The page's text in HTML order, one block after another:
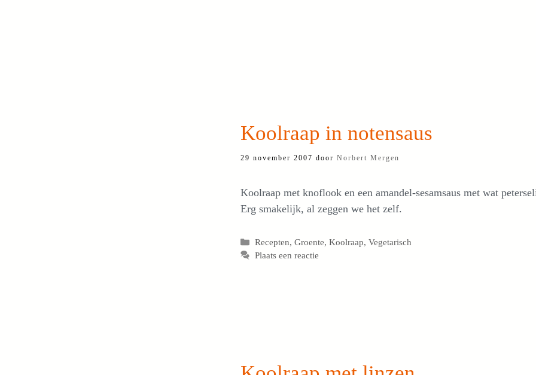
Koolraap in notensaus
29 november 2007 door Norbert Mergen
Koolraap met knoflook en een amandel-sesamsaus met wat
Erg smakelijk, al zeggen we het zelf.
Categorieën
Recepten,Groente,Koolraap,Vegetarisch
Plaats een reactie